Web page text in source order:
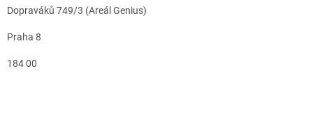
Dopraváků 749/3 (Areál Genius)
Praha 8
184 00